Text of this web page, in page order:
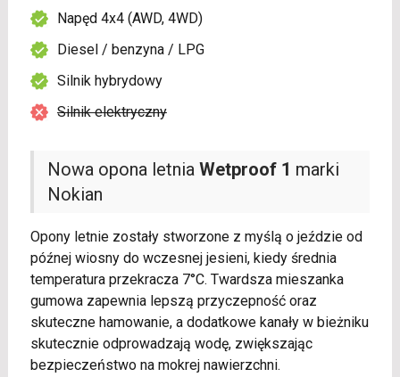
Nowa opona letnia Wetproof 1 marki
Nokian
Opony letnie zostały stworzone z myślą o jeździe od
późnej wiosny do wczesnej jesieni, kiedy średnia
temperatura przekracza 7°C. Twardsza mieszanka
gumowa zapewnia lepszą przyczepność oraz
skuteczne hamowanie, a dodatkowe kanały w bieżniku
skutecznie odprowadzają wodę, zwiększając
bezpieczeństwo na mokrej nawierzchni.
Napęd 4x4 (AWD, 4WD)
Diesel / benzyna / LPG
Silnik hybrydowy
Silnik elektryczny